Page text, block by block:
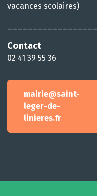
vacances scolaires)
Contact
02 41 39 55 36
mairie@saint-
leger-de-
linieres.fr